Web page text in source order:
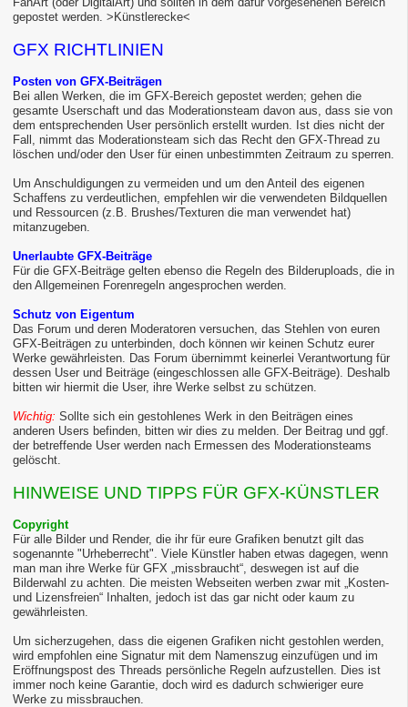
gepostet werden. >Künstlerecke<
GFX RICHTLINIEN
Posten von GFX-Beiträgen
Bei allen Werken, die im GFX-Bereich gepostet werden; gehen die
gesamte Userschaft und das Moderationsteam davon aus, dass sie von
dem entsprechenden User persönlich erstellt wurden. Ist dies nicht der
Fall, nimmt das Moderationsteam sich das Recht den GFX-Thread zu
löschen und/oder den User für einen unbestimmten Zeitraum zu sperren.
Um Anschuldigungen zu vermeiden und um den Anteil des eigenen
Schaffens zu verdeutlichen, empfehlen wir die verwendeten Bildquellen
und Ressourcen (z.B. Brushes/Texturen die man verwendet hat)
mitanzugeben.
Unerlaubte GFX-Beiträge
Für die GFX-Beiträge gelten ebenso die Regeln des Bilderuploads, die in
den Allgemeinen Forenregeln angesprochen werden.
Schutz von Eigentum
Das Forum und deren Moderatoren versuchen, das Stehlen von euren
GFX-Beiträgen zu unterbinden, doch können wir keinen Schutz eurer
Werke gewährleisten. Das Forum übernimmt keinerlei Verantwortung für
dessen User und Beiträge (eingeschlossen alle GFX-Beiträge). Deshalb
bitten wir hiermit die User, ihre Werke selbst zu schützen.
Wichtig: Sollte sich ein gestohlenes Werk in den Beiträgen eines
anderen Users befinden, bitten wir dies zu melden. Der Beitrag und ggf.
der betreffende User werden nach Ermessen des Moderationsteams
gelöscht.
HINWEISE UND TIPPS FÜR GFX-KÜNSTLER
Copyright
Für alle Bilder und Render, die ihr für eure Grafiken benutzt gilt das
sogenannte "Urheberrecht". Viele Künstler haben etwas dagegen, wenn
man man ihre Werke für GFX „missbraucht“, deswegen ist auf die
Bilderwahl zu achten. Die meisten Webseiten werben zwar mit „Kosten-
und Lizensfreien“ Inhalten, jedoch ist das gar nicht oder kaum zu
gewährleisten.
Um sicherzugehen, dass die eigenen Grafiken nicht gestohlen werden,
wird empfohlen eine Signatur mit dem Namenszug einzufügen und im
Eröffnungspost des Threads persönliche Regeln aufzustellen. Dies ist
immer noch keine Garantie, doch wird es dadurch schwieriger eure
Werke zu missbrauchen.